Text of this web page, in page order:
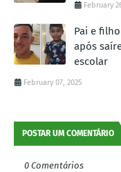
February
Pai e
após
escolar
February 07, 2025
POSTAR UM COMENTÁRIO
0 Comentários